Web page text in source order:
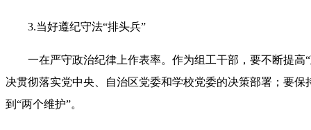
3.当好遵纪守法“排头兵”
一在严守政治纪律上作表率。作为组工干部，要不断提
决贯彻落实党中央、自治区党委和学校党委的决策部署；要
到“两个维护”。